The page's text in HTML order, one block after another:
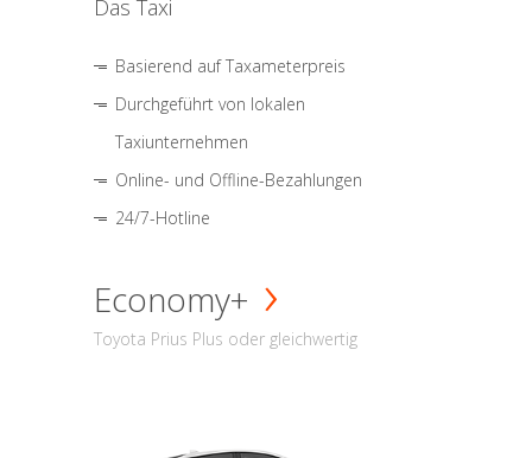
Das Taxi
Basierend auf Taxameterpreis
Durchgeführt von lokalen
Taxiunternehmen
Online- und Offline-Bezahlungen
24/7-Hotline
Economy+
Toyota Prius Plus oder gleichwertig